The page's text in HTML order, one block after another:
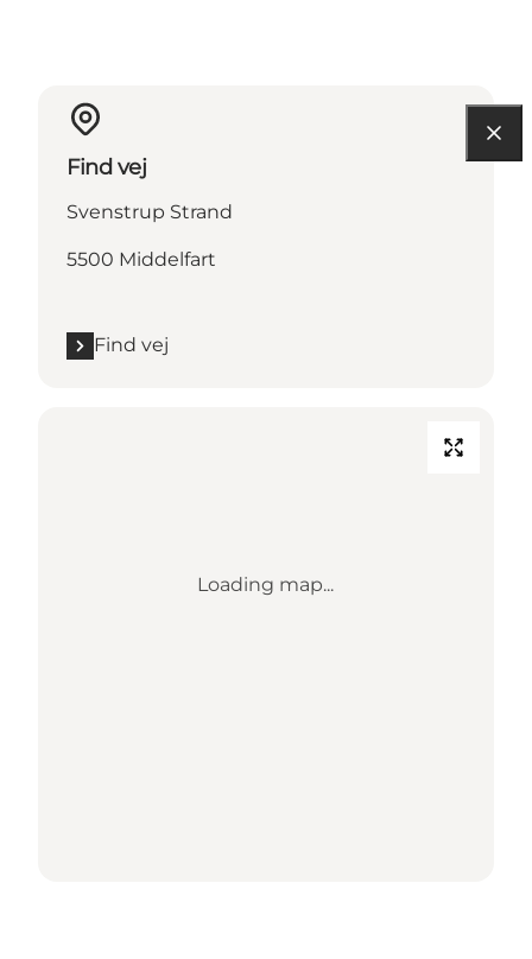
Find vej
Svenstrup Strand
5500 Middelfart
Find vej
Loading map...